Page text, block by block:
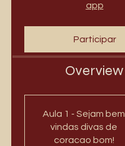
app
Participar
Overview
Aula 1 - Sejam bem
vindas divas de
coracao bom!